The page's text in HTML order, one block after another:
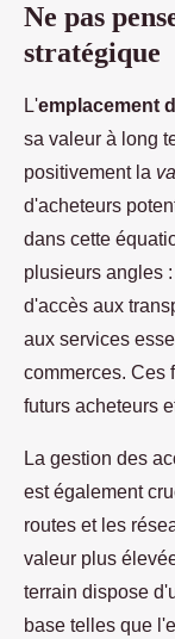
Ne pas
stratégique
L'emplacement
sa valeur à long
positivement la
d'acheteurs
dans cette
plusieurs angles
d'accès aux
aux services
commerces. Ces
futurs acheteurs
La gestion des
est également
routes et les
valeur plus
terrain dispose
base telles que